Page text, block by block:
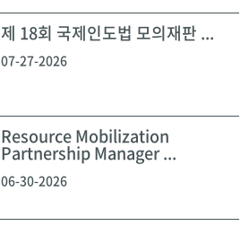
제 18회 국제인도법 모의재판 ...
07-27-2026
Resource Mobilization
Partnership Manager ...
06-30-2026